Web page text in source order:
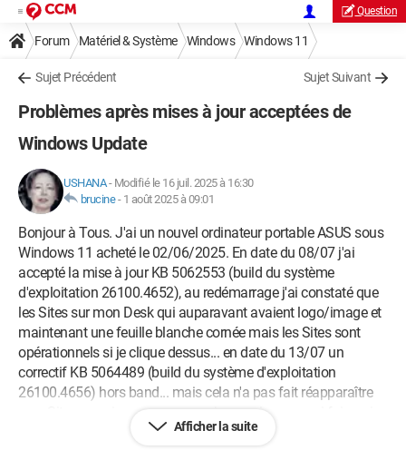
Question
Forum Matériel & Système Windows Windows 11
Sujet Précédent Sujet Suivant
Problèmes après mises à jour acceptées de
Windows Update
USHANA- Modifié le 16 juil. 2025 à 16:30
brucine- 1 août 2025 à 09:01
Bonjour à Tous. J'ai un nouvel ordinateur portable ASUS sous
Windows 11 acheté le 02/06/2025. En date du 08/07 j'ai
accepté la mise à jour KB 5062553 (build du système
d'exploitation 26100.4652), au redémarrage j'ai constaté que
les Sites sur mon Desk qui auparavant avaient logo/image et
maintenant une feuille blanche cornée mais les Sites sont
opérationnels si je clique dessus... en date du 13/07 un
correctif KB 5064489 (build du système d'exploitation
26100.4656) hors band... mais cela n'a pas fait réapparaître
désinstallation des 2 mises à jour ou Restauration /
Afficher la suite